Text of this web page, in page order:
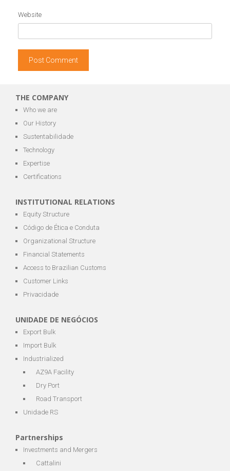
Website
THE COMPANY
Who we are
Our History
Sustentabilidade
Technology
Expertise
Certifications
INSTITUTIONAL RELATIONS
Equity Structure
Código de Ética e Conduta
Organizational Structure
Financial Statements
Access to Brazilian Customs
Customer Links
Privacidade
UNIDADE DE NEGÓCIOS
Export Bulk
Import Bulk
Industrialized
AZ9A Facility
Dry Port
Road Transport
Unidade RS
Partnerships
Investments and Mergers
Cattalini